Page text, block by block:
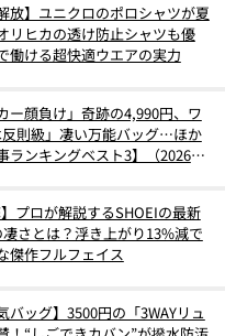
放】ユニクロのポロシャツが夏
リヒカの透け防止シャツも優
働ける超快適ウエアの実力
ー顔負け」奇跡の4,990円、ワ
則級」凄い万能バッグ…ほか
ランキングベスト3】（2026年
プロが解説するSHOEIの最新
さとは？浮き上がり13%減で
傑作フルフェイス
バッグ】3500円の「3WAYリュ